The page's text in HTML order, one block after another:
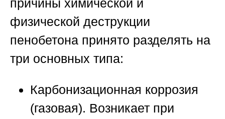
причины химической и
физической деструкции
пенобетона принято разделять на
три основных типа:
Карбонизационная коррозия
(газовая). Возникает при